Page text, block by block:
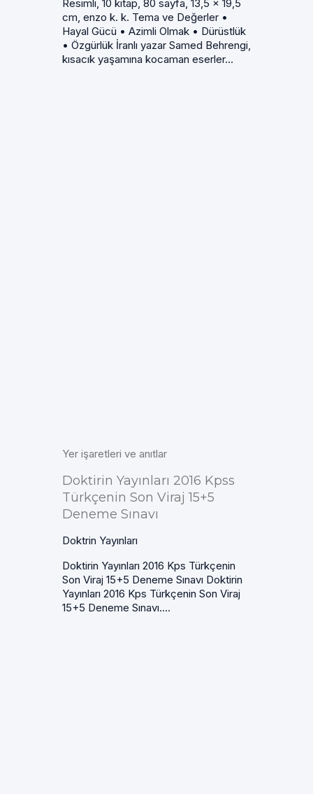
Resimli, 10 kitap, 80 sayfa, 13,5 x 19,5
cm, enzo k. k. Tema ve Değerler •
Hayal Gücü • Azimli Olmak • Dürüstlük
• Özgürlük İranlı yazar Samed Behrengi,
kısacık yaşamına kocaman eserler...
Yer işaretleri ve anıtlar
Doktirin Yayınları 2016 Kpss
Türkçenin Son Viraj 15+5
Deneme Sınavı
Doktrin Yayınları
Doktirin Yayınları 2016 Kps Türkçenin
Son Viraj 15+5 Deneme Sınavı Doktirin
Yayınları 2016 Kps Türkçenin Son Viraj
15+5 Deneme Sınavı....